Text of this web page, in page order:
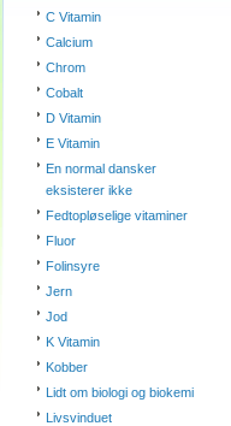
C Vitamin
Calcium
Chrom
Cobalt
D Vitamin
E Vitamin
En normal dansker
eksisterer ikke
Fedtopløselige vitaminer
Fluor
Folinsyre
Jern
Jod
K Vitamin
Kobber
Lidt om biologi og biokemi
Livsvinduet